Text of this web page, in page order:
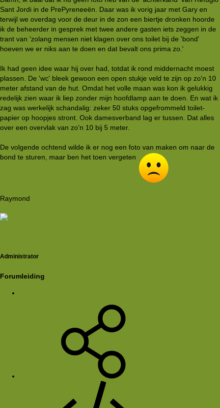
Sant Jordi in de PrePyreneeën. Daar was ik vorig jaar met Gary en
terwijl we overdag voor de deur in de zon een biertje dronken hoorde
ik de beheerder in gesprek met twee andere gasten iets zeggen in de
trant van 'zolang mensen niet klagen over ons toilet bij de 'bond'
hoeven we er niks aan te doen en dat bevalt ons prima zo.'
Ik had geen idee waar hij over had, totdat ik rond middernacht moest
plassen. De 'wc' bleek gewoon een open stukje veld te zijn op zo'n 10
meter afstand van de hut. Omdat het volle maan was kon ik gelukkig
redelijk zien waar ik liep zonder mijn hoofdlamp aan te doen. En wat ik
zag was werkelijk schandalig: zeker 50 stuks opgefrommeld toilet-
papier op hoopjes stront. Ook damesverband lag er tussen. Dat alles
over een overvlak van zo'n 10 bij 5 meter.
De volgende ochtend wilde ik er nog een foto van maken om naar de
bond te sturen, maar ben het toen vergeten
Raymond
Administrator
Forumleiding